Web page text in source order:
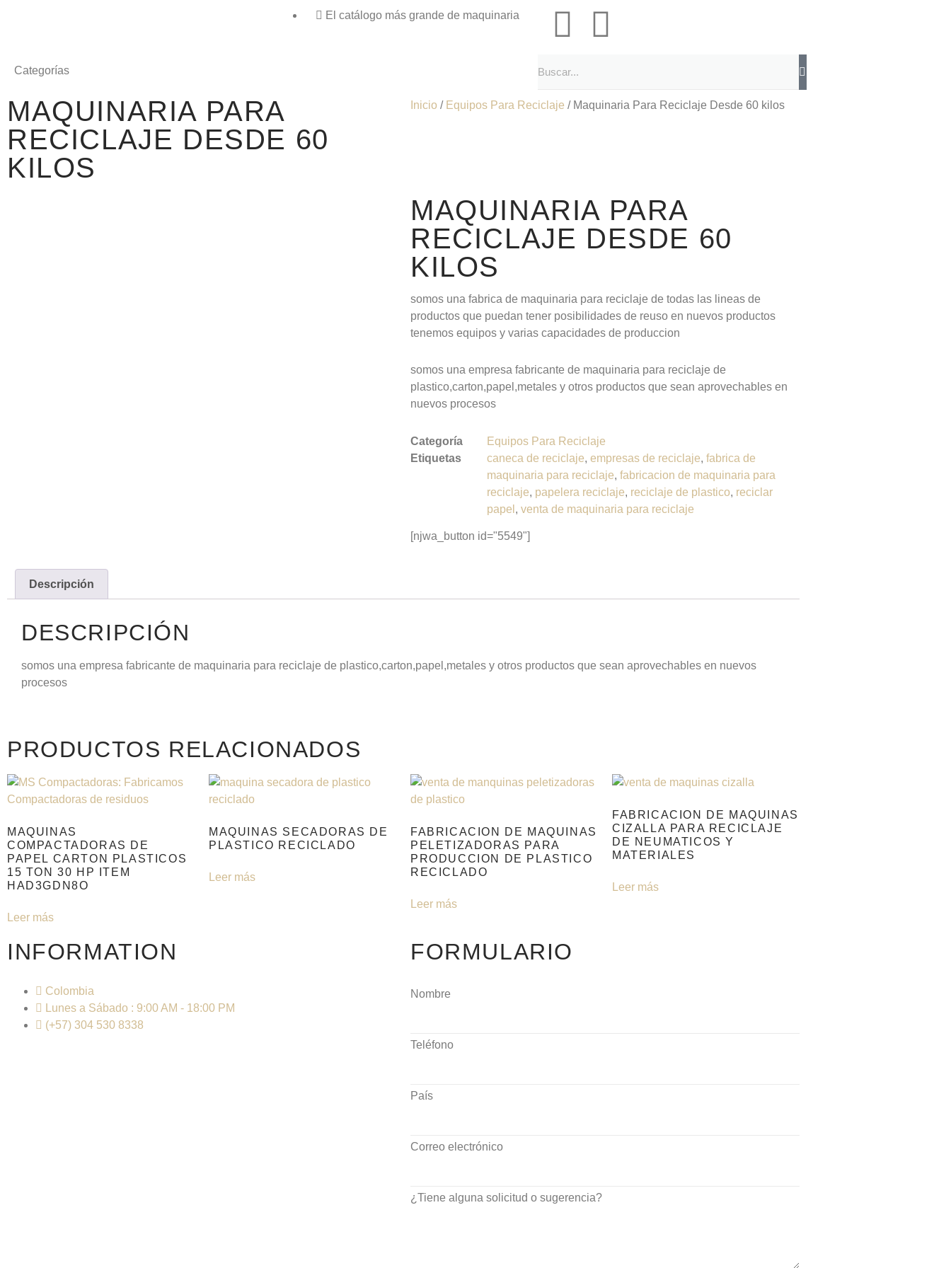
El catálogo más grande de maquinaria
Categorías
MAQUINARIA PARA
RECICLAJE DESDE 60
KILOS
Inicio / Equipos Para Reciclaje / Maquinaria Para Reciclaje Desde 60 kilos
MAQUINARIA PARA
RECICLAJE DESDE 60
KILOS
somos una fabrica de maquinaria para reciclaje de todas las lineas de
productos que puedan tener posibilidades de reuso en nuevos productos
tenemos equipos y varias capacidades de produccion
somos una empresa fabricante de maquinaria para reciclaje de
plastico,carton,papel,metales y otros productos que sean aprovechables en
nuevos procesos
Categoría
Equipos Para Reciclaje
Etiquetas
caneca de reciclaje, empresas de reciclaje, fabrica de
maquinaria para reciclaje, fabricacion de maquinaria para
reciclaje, papelera reciclaje, reciclaje de plastico, reciclar
papel , venta de maquinaria para reciclaje
[njwa_button id="5549"]
Descripción
DESCRIPCIÓN
somos una empresa fabricante de maquinaria para reciclaje de plastico,carton,papel,metales y otros productos que sean aprovechables en nuevos
procesos
PRODUCTOS RELACIONADOS
MAQUINAS
COMPACTADORAS DE
PAPEL CARTON PLASTICOS
15 TON 30 HP ITEM
HAD3GDN8O
Leer más
MAQUINAS SECADORAS DE
PLASTICO RECICLADO
Leer más
FABRICACION DE MAQUINAS
PELETIZADORAS PARA
PRODUCCION DE PLASTICO
RECICLADO
Leer más
FABRICACION DE MAQUINAS
CIZALLA PARA RECICLAJE
DE NEUMATICOS Y
MATERIALES
Leer más
INFORMATION
Colombia
Lunes a Sábado : 9:00 AM - 18:00 PM
(+57) 304 530 8338
FORMULARIO
Nombre
Teléfono
País
Correo electrónico
¿Tiene alguna solicitud o sugerencia?